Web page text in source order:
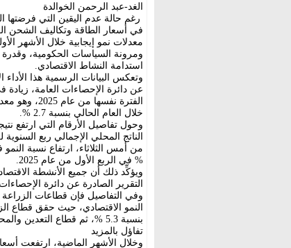
الغد-عبد الرحمن الخوالدة
رغم حالة عدم اليقين التي فرضتها
في أسعار الطاقة وتكاليف الشحن
معدلات نمو إيجابية خلال الأشهر
ومرونة السياسات الحكومية،
استدامة النشاط الاقتصادي.
الفترة
خلال العام الحالي بنسبة 2.7 %.
وحول تفاصيل الأرقام التي ارتفع
% في الربع الأول من عام 2025.
التقرير الصادرة عن دائرة الإحصاءات
وفي التفاصيل فإن قطاعات الزراعة
بنسبة 5.3 %، ثم قطاع التعدين والمحاجر بنسبة 4.7 %، ثم قطاع الكهرباء بنسبة بلغت 4.3 %.
تفاؤل بالمزيد